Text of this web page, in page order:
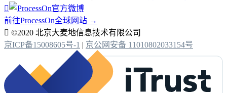

前往ProcessOn全球网站 →
 ©2020 北京大麦地信息技术有限公司
京ICP备15008605号-1 | 京公网安备 11010802033154号